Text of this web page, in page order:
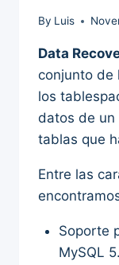
By Luis
Data
conjunto de
los
datos de un
tablas que
Entre las
Soporte
MySQL